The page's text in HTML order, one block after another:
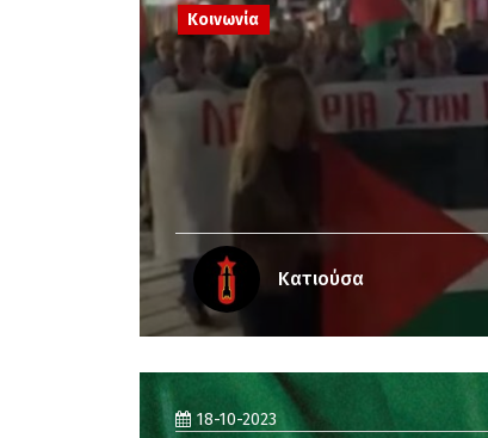
Κοινωνία
Κατιούσα
18-10-2023